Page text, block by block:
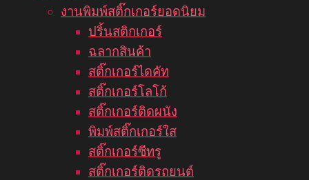
งานพิมพ์สติ๊กเกอร์ยอดนิยม
ปริ้นสติกเกอร์
ฉลากสินค้า
สติ๊กเกอร์ไดคัท
สติ๊กเกอร์โลโก้
สติ๊กเกอร์ติดผนัง
พิมพ์สติ๊กเกอร์ใส
สติ๊กเกอร์ซีทรู
สติ๊กเกอร์ติดรถยนต์